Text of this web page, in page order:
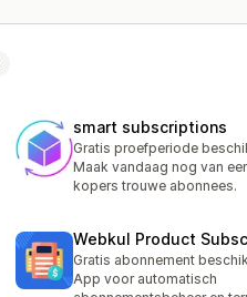
smart subscriptions
Gratis proefperiode
Maak vandaag nog van
kopers trouwe abonnees.
Webkul Product
Gratis abonnement
App voor automatisch